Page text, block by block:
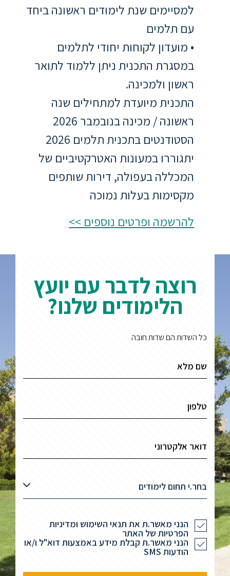
והוראה
היחידה
לבינלאומיות
ספריה
משרתי
וכוחות
זכויות
הרשמו
עכשיו
למסיימים שנת לימודים ראשונה ביחד
עם תלמים
• מועדון לקוחות יחודי לתלמים
במסגרת התכנית ניתן ללמוד לתואר
ראשון ולמכינה.
התכנית מיועדת למתחילים שנה
ראשונה / מכינה בנובמבר 2026
הסטודנטים בתכנית תלמים 2026
יתגוררו במעונות האטרקטיביים של
המכללה בעפולה, דירות שותפים
מקסימות בעלות נמוכה
להרשמה ופרטים נוספים >>
רוצה לדבר עם יועץ
הלימודים שלנו?
כל השדות הם שדות חובה
בחר.י תחום לימודים
הנני מאשר.ת את תנאי השימוש ומדיניות
הפרטיות של האתר
הנני מאשר.ת קבלת מידע באמצעות דוא"ל ו/או
הודעות SMS